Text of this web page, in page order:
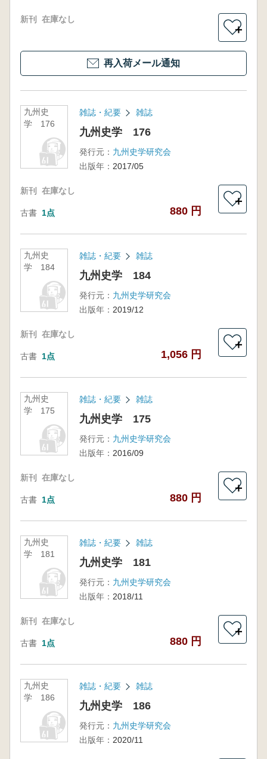
新刊 在庫なし
＋
再入荷メール通知
九州史
学 176
雑誌・紀要 雑誌
九州史学 176
発行元： 九州史学研究会
出版年： 2017/05
新刊 在庫なし
古書 1点 880 円
＋
九州史
学 184
雑誌・紀要 雑誌
九州史学 184
発行元： 九州史学研究会
出版年： 2019/12
新刊 在庫なし
古書 1点 1,056 円
＋
九州史
学 175
雑誌・紀要 雑誌
九州史学 175
発行元： 九州史学研究会
出版年： 2016/09
新刊 在庫なし
古書 1点 880 円
＋
九州史
学 181
雑誌・紀要 雑誌
九州史学 181
発行元： 九州史学研究会
出版年： 2018/11
新刊 在庫なし
古書 1点 880 円
＋
九州史
学 186
雑誌・紀要 雑誌
九州史学 186
発行元： 九州史学研究会
出版年： 2020/11